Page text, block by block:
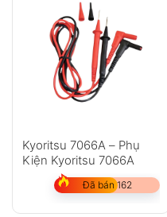
Kyoritsu 7066A – Phụ
Kiện Kyoritsu 7066A
Đã bán 162